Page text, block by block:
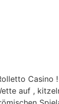
auf ,